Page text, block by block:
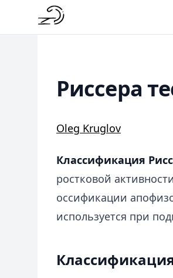
Риссера
Oleg Kruglov
Классификация
ростковой
оссификации
используется при